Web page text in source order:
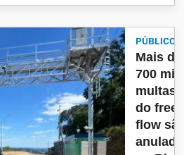
PÚBLICO
Mais de
700 mil
multas
do free
flow